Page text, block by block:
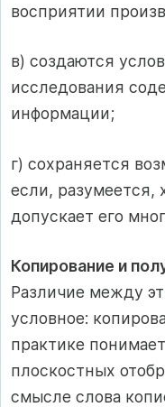
восприятии
в) создаются
исследования
информации;
г) сохраняется
если, разумеется,
допускает его
Копирование и
Различие между
условное:
практике
плоскостных
смысле слова